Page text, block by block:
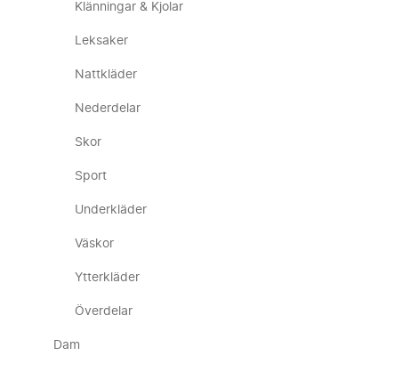
Klänningar & Kjolar
Leksaker
Nattkläder
Nederdelar
Skor
Sport
Underkläder
Väskor
Ytterkläder
Överdelar
Dam